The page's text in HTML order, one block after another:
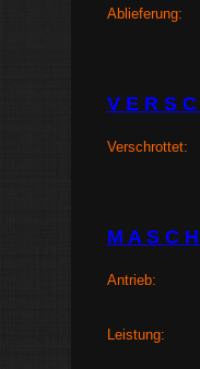
Ablieferung:
V E R S
Verschrottet:
M A S C
Antrieb:
Leistung: